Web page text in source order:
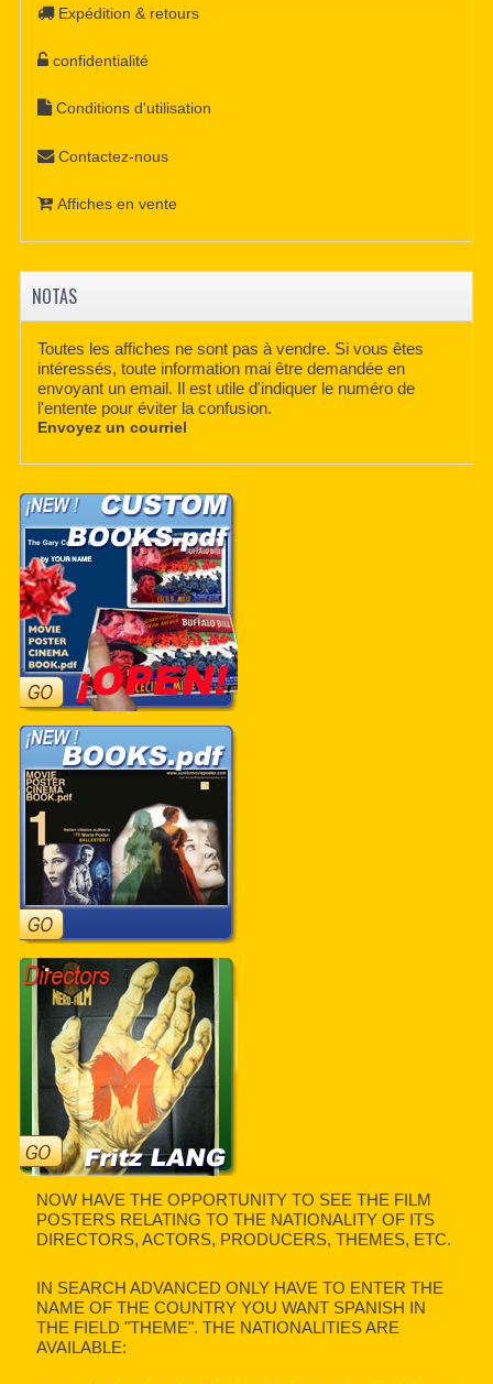
Expédition & retours
confidentialité
Conditions d'utilisation
Contactez-nous
Affiches en vente
NOTAS
Toutes les affiches ne sont pas à vendre. Si vous êtes
intéressés, toute information mai être demandée en
envoyant un email. Il est utile d'indiquer le numéro de
l'entente pour éviter la confusion.
Envoyez un courriel
NOW HAVE THE OPPORTUNITY TO SEE THE FILM
POSTERS RELATING TO THE NATIONALITY OF ITS
DIRECTORS, ACTORS, PRODUCERS, THEMES, ETC.
IN SEARCH ADVANCED ONLY HAVE TO ENTER THE
NAME OF THE COUNTRY YOU WANT SPANISH IN
THE FIELD "THEME". THE NATIONALITIES ARE
AVAILABLE: